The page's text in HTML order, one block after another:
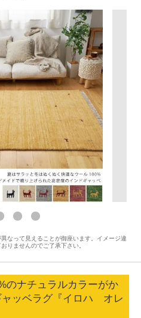
なって見えることが御座います。イメージ違
りませんのでご了承下さい。
のナチュラルカラーがか
ャッベラグ『イロハ オレ